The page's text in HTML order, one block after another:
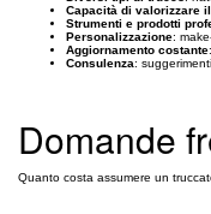
Capacità di valorizzare
Strumenti e prodotti
Personalizzazione:
Aggiornamento costante
Consulenza:
Domande
Quanto costa assumere un